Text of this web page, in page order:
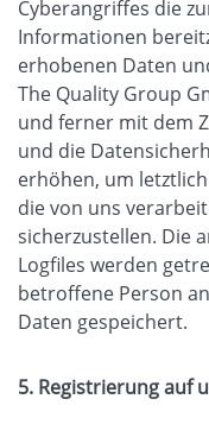
Cyberangriffes die
Informationen
erhobenen Daten
The Quality Group
und ferner mit dem
und die
erhöhen, um
die von uns
sicherzustellen. Die
Logfiles werden
betroffene Person
Daten gespeichert.
5. Registrierung auf